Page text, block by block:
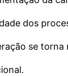
dos
se torna